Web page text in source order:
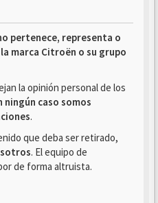
pertenece, representa o
marca Citroën o su grupo
la opinión personal de los
ningún caso somos
.
que deba ser retirado,
. El equipo de
de forma altruista.